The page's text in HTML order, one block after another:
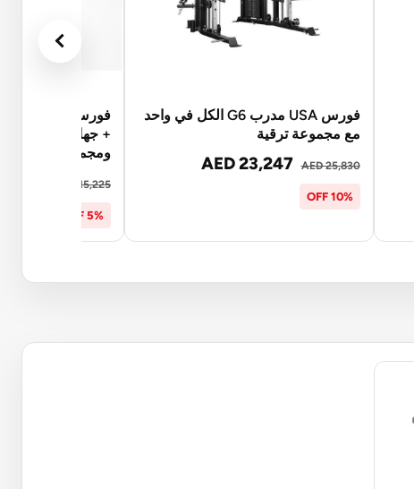
فورس USA مدرب G6 الكل في واحد
مع مجموعة ترقية
AED 23,247 AED 25,830
10% OFF
+ جهاز ضغط
ومجموعة الترقية
AED 15,225
5% OFF